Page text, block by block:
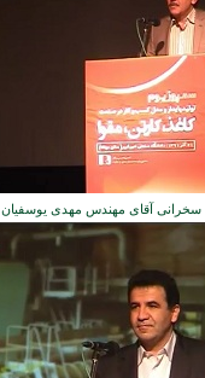
سخرانی آقای مهندس مهدی یوسفیان